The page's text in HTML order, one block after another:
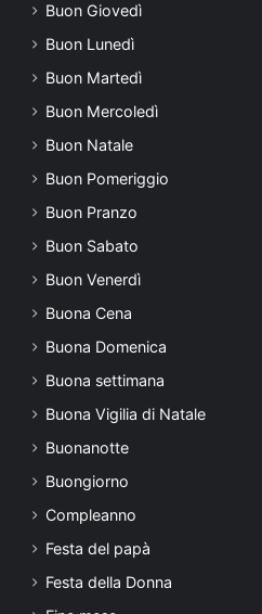
Buon Giovedì
Buon Lunedì
Buon Martedì
Buon Mercoledì
Buon Natale
Buon Pomeriggio
Buon Pranzo
Buon Sabato
Buon Venerdì
Buona Cena
Buona Domenica
Buona settimana
Buona Vigilia di Natale
Buonanotte
Buongiorno
Compleanno
Festa del papà
Festa della Donna